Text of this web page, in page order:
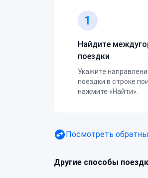
1
Найдите
поездки
Укажите
поездки в строке
нажмите «Найти».
Посмотреть
Другие способы